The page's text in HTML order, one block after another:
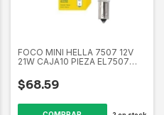
FOCO MINI HELLA 7507 12V
21W CAJA10 PIEZA EL7507
$68.59